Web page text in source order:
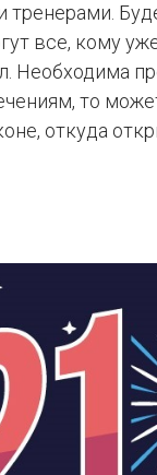
тренерами.
все, кому
Необходима
то
откуда